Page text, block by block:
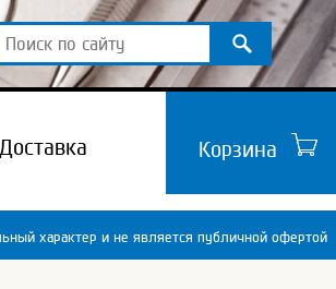
Доставка Корзина
характер и не является публичной офертой